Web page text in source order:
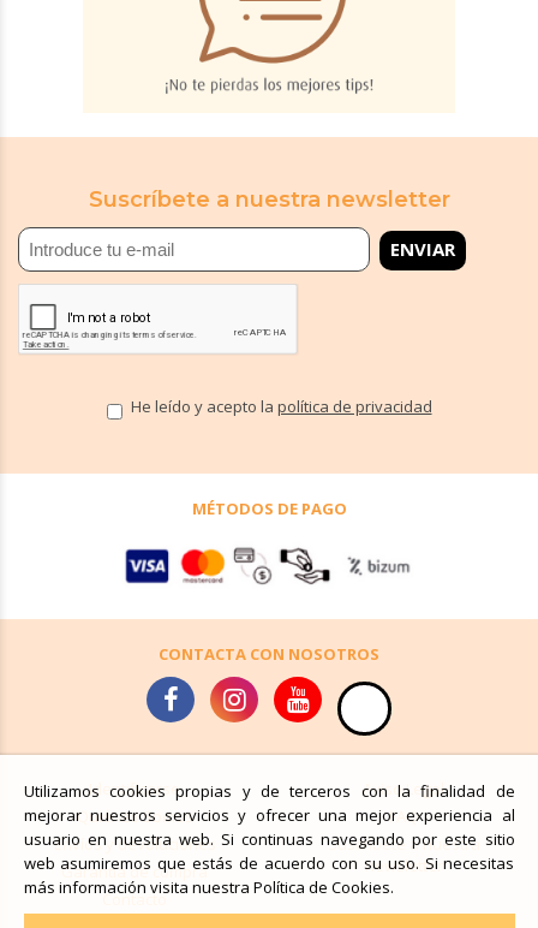
Suscríbete a nuestra newsletter
He leído y acepto la política de privacidad
MÉTODOS DE PAGO
CONTACTA CON NOSOTROS
Identificarse
Quiénes Somos
Envíos y devoluciones
Garantía de compra
Contacto
Aviso Legal
FAQ
Suscríbete a nuestra
newsletter
Utilizamos cookies propias y de terceros con la finalidad de
mejorar nuestros servicios y ofrecer una mejor experiencia al
usuario en nuestra web. Si continuas navegando por este sitio
web asumiremos que estás de acuerdo con su uso. Si necesitas
más información visita nuestra Política de Cookies.